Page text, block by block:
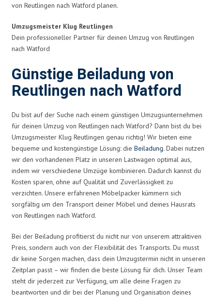
von Reutlingen nach Watford planen.
Umzugsmeister Klug Reutlingen
Dein professioneller Partner für deinen Umzug von Reutlingen
nach Watford
Günstige Beiladung von
Reutlingen nach Watford
Du bist auf der Suche nach einem günstigen Umzugsunternehmen
für deinen Umzug von Reutlingen nach Watford? Dann bist du bei
Umzugsmeister Klug Reutlingen genau richtig! Wir bieten eine
bequeme und kostengünstige Lösung: die Beiladung. Dabei nutzen
wir den vorhandenen Platz in unseren Lastwagen optimal aus,
indem wir verschiedene Umzüge kombinieren. Dadurch kannst du
Kosten sparen, ohne auf Qualität und Zuverlässigkeit zu
verzichten. Unsere erfahrenen Möbelpacker kümmern sich
sorgfältig um den Transport deiner Möbel und deines Hausrats
von Reutlingen nach Watford.
Bei der Beiladung profitierst du nicht nur von unserem attraktiven
Preis, sondern auch von der Flexibilität des Transports. Du musst
dir keine Sorgen machen, dass dein Umzugstermin nicht in unseren
Zeitplan passt – wir finden die beste Lösung für dich. Unser Team
steht dir jederzeit zur Verfügung, um alle deine Fragen zu
beantworten und dir bei der Planung und Organisation deines